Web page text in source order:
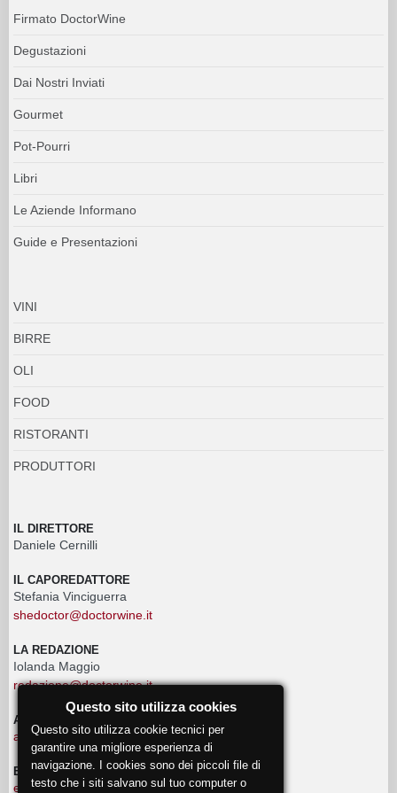
Firmato DoctorWine
Degustazioni
Dai Nostri Inviati
Gourmet
Pot-Pourri
Libri
Le Aziende Informano
Guide e Presentazioni
VINI
BIRRE
OLI
FOOD
RISTORANTI
PRODUTTORI
IL DIRETTORE
Daniele Cernilli
IL CAPOREDATTORE
Stefania Vinciguerra
shedoctor@doctorwine.it
LA REDAZIONE
Iolanda Maggio
redazione@doctorwine.it
ADVERTISING
advertising@doctorwine.it
EVENTI
eventi@doctorwine.it
Questo sito utilizza cookies
Questo sito utilizza cookie tecnici per
garantire una migliore esperienza di
navigazione. I cookies sono dei piccoli file di
testo che i siti salvano sul tuo computer o